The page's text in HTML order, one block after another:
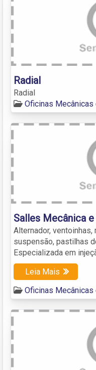
Radial
Radial
Oficinas
Salles Mecânica
Alternador,
suspensão, pastilhas
Especializada em
Leia Mais
Oficinas